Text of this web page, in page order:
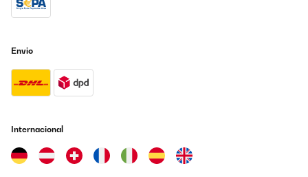
Envio
Internacional